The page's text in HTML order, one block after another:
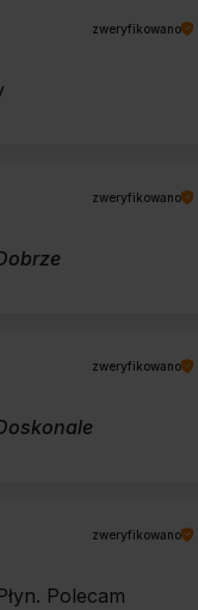
zweryfikowano
zweryfikowano
zweryfikowano
zweryfikowano
Polecam